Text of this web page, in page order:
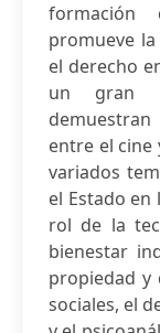
promueve
el derecho
un gran
entre el cine
variados
el Estado en
rol de la
bienestar
propiedad y
sociales, el